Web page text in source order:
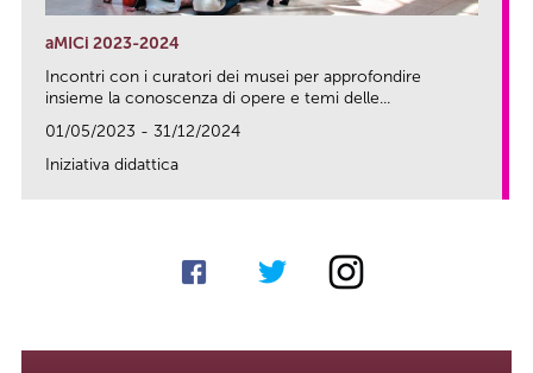
aMICi 2023-2024
Incontri con i curatori dei musei per approfondire
insieme la conoscenza di opere e temi delle...
01/05/2023 - 31/12/2024
Iniziativa didattica